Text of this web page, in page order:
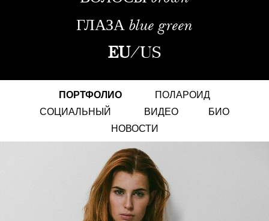
ГЛАЗА blue green
EU/US
ПОРТФОЛИО
ПОЛАРОИД
СОЦИАЛЬНЫЙ
ВИДЕО
БИО
НОВОСТИ